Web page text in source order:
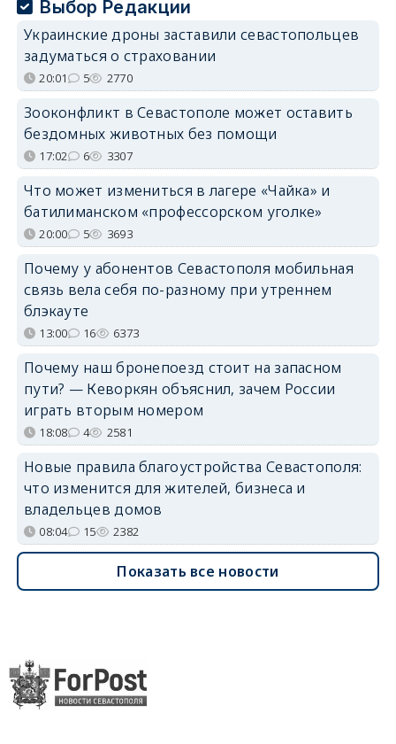
Выбор Редакции
Украинские дроны заставили севастопольцев
задуматься о страховании
20:01 5 2770
Зооконфликт в Севастополе может оставить
бездомных животных без помощи
17:02 6 3307
Что может измениться в лагере «Чайка» и
батилиманском «профессорском уголке»
20:00 5 3693
Почему у абонентов Севастополя мобильная
связь вела себя по-разному при утреннем
блэкауте
13:00 16 6373
Почему наш бронепоезд стоит на запасном
пути? — Кеворкян объяснил, зачем России
играть вторым номером
18:08 4 2581
Новые правила благоустройства Севастополя:
что изменится для жителей, бизнеса и
владельцев домов
08:04 15 2382
Показать все новости